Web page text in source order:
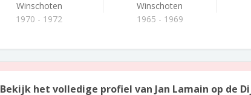
Winschoten
1970 - 1972
Winschoten
1965 - 1969
Bekijk het volledige profiel van Jan Lamain op de